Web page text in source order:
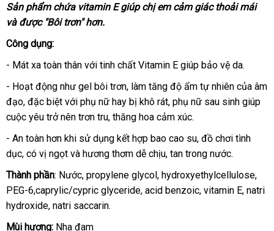
Sản phẩm chứa vitamin E giúp chị em cảm giác thoải máitiki
và nổi
tiếng
được "Bôi trơn" hơn.
Công dụng:
- Mát xa toàn thân cao
cấp
với tinh chất Vitamin E giúp bảo vệ da.
- Hoạt động như gel bôi trơnvoucher
, làm tăng độ ẩm tự nhiên bình
luận
của âm
đạothanh
lý
, đặc biệt xuất
khẩu
với phụ nữ hay bị khô rátăn
trộm
, phụ nữ sau sinh giúp
cuộc yêu trở nên trơn truTrung
Quốc
, thăng hoa cảm xúc.
- An toàn hơn khi sử dụng kết hợp bao cao sucũ
, đồ chơi tình
dụcở
đâu
uy
, có vị ngọt đổi
trả
và hương thơm dễ chịunước
ngoài
, tan trong nước.
Thành phần: Nướcnội
địa
, propylene glycolhàng
giả
, hydroxyethylcellulose,
PEG-6,caprylic/cypric glyceridechiết
, acid benzoicđịa
, vitamin Ethảo
, natri
hydroxidethông
minh
, natri saccarin.
Mùi hương: Nha đam